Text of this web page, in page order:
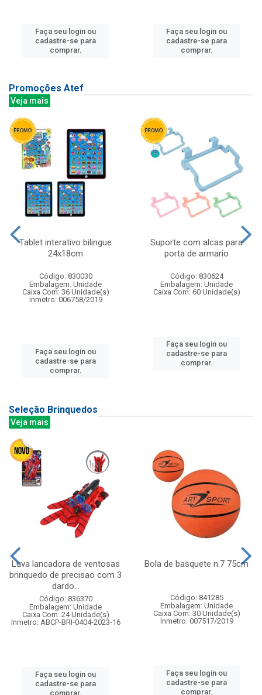
Faça seu login ou
cadastre-se para
comprar.
Faça seu login ou
cadastre-se para
comprar.
Promoções Atef
Veja mais
Tablet interativo bilingue
24x18cm
Código: 830030
Embalagem: Unidade
Caixa Com: 36 Unidade(s)
Inmetro: 006758/2019
Faça seu login ou
cadastre-se para
comprar.
Suporte com alcas para
porta de armario
Código: 830624
Embalagem: Unidade
Caixa Com: 60 Unidade(s)
Faça seu login ou
cadastre-se para
comprar.
Seleção Brinquedos
Veja mais
Luva lancadora de ventosas
brinquedo de precisao com 3
dardo...
Código: 836370
Embalagem: Unidade
Caixa Com: 24 Unidade(s)
Inmetro: ABCP-BRI-0404-2023-16
Faça seu login ou
cadastre-se para
comprar.
Bola de basquete n.7 75cm
Código: 841285
Embalagem: Unidade
Caixa Com: 30 Unidade(s)
Inmetro: 007517/2019
Faça seu login ou
cadastre-se para
comprar.